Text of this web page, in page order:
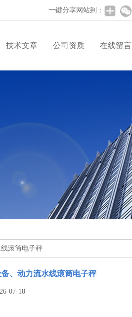
一键分享网站到：
技术文章 公司资质 在线留言
滚筒电子秤
、动力流水线滚筒电子秤
07-18